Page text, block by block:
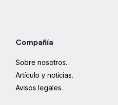
Compañía
Sobre nosotros.
Artículo y noticias.
Avisos legales.